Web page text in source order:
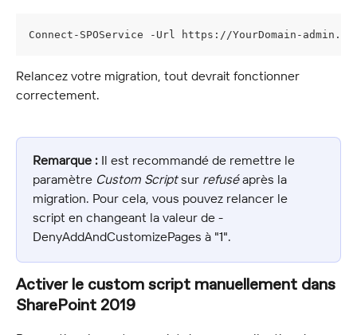
Connect-SPOService -Url https://YourDomain-
Relancez votre migration, tout devrait fonctionner
correctement.
Remarque : Il est recommandé de remettre le
paramètre Custom Script sur refusé après la
migration. Pour cela, vous pouvez relancer le
script en changeant la valeur de -
DenyAddAndCustomizePages à "1".
Activer le custom script manuellement dans
SharePoint 2019